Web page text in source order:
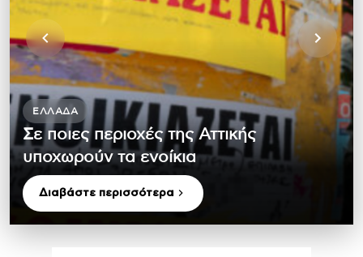
ΕΛΛΆΔΑ
Σε ποιες περιοχές της Αττικής
υποχωρούν τα ενοίκια
Διαβάστε περισσότερα